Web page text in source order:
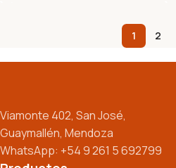
1 2
Viamonte 402, San José,
Guaymallén, Mendoza
WhatsApp: +54 9 261 5 692799